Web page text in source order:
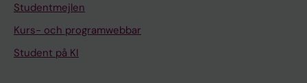
Studentmejlen
Kurs- och programwebbar
Student på KI